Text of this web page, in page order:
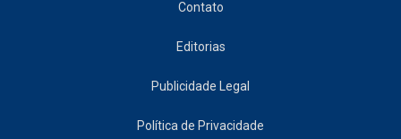
Contato
Editorias
Publicidade Legal
Política de Privacidade